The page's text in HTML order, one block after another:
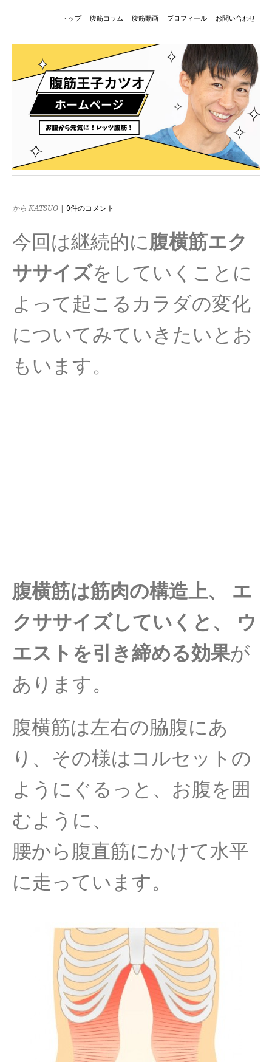
トップ 腹筋コラム 腹筋動画 プロフィール お問い合わせ
から KATSUO 0件のコメント
今回は継続的に腹横筋エク
ササイズをしていくことに
よって起こる カラダの変化
についてみていきたいとお
もいます。
腹横筋は筋肉の構造上、 エ
クササイズしていくと、 ウ
エストを引き締める効果が
あります。
腹横筋は左右の脇腹にあ
り、 その様はコルセットの
ようにぐるっと、お腹を囲
むように、
腰から腹直筋にかけて水平
に走っています。